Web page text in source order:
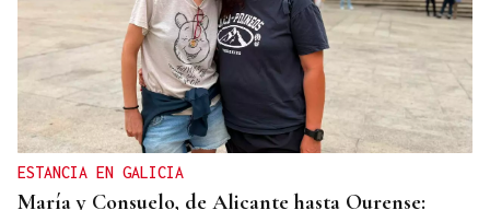
ESTANCIA EN GALICIA
María y Consuelo, de Alicante hasta Ourense: